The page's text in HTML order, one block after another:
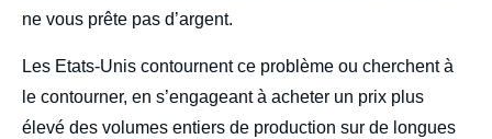
ne vous prête pas d’argent.
Les Etats-Unis contournent ce problème ou cherchent à
le contourner, en s’engageant à acheter un prix plus
élevé des volumes entiers de production sur de longues